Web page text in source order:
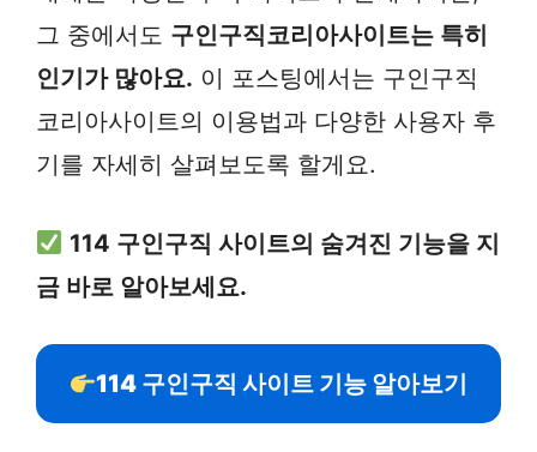
그 중에서도 구인구직코리아사이트는 특히
인기가 많아요. 이 포스팅에서는 구인구직
코리아사이트의 이용법과 다양한 사용자 후
기를 자세히 살펴보도록 할게요.
114 구인구직 사이트의 숨겨진 기능을 지
금 바로 알아보세요.
114 구인구직 사이트 기능 알아보기